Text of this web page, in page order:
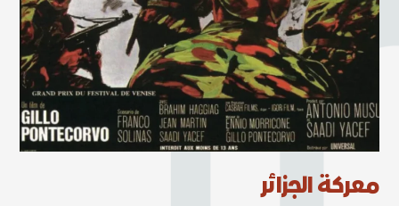
معركة الجزائر